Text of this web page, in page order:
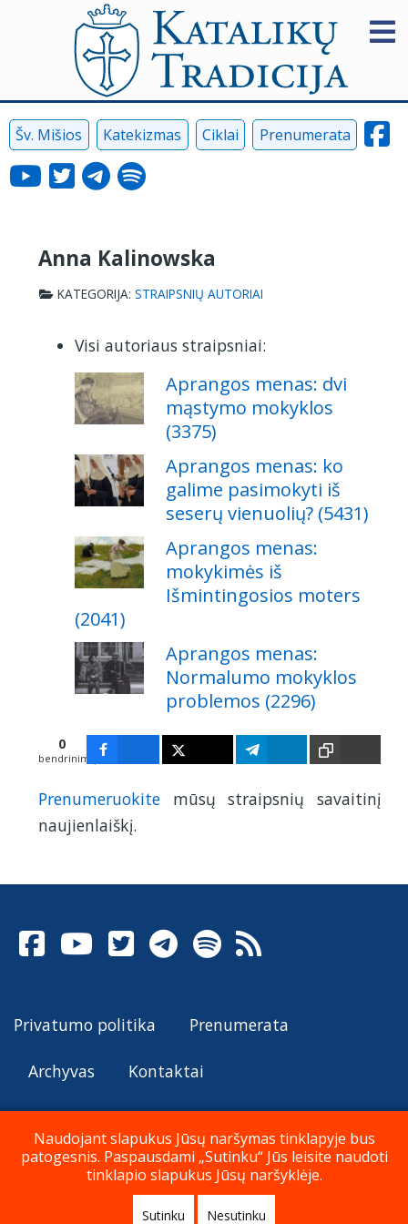
Šv. Mišios Katekizmas Ciklai Prenumerata
Anna Kalinowska
KATEGORIJA: STRAIPSNIŲ AUTORIAI
Visi autoriaus straipsniai:
Aprangos menas: dvi
mąstymo mokyklos
(3375)
Aprangos menas: ko
galime pasimokyti iš
seserų vienuolių? (5431)
Aprangos menas:
mokykimės iš
Išmintingosios moters
(2041)
Aprangos menas:
Normalumo mokyklos
problemos (2296)
0
bendrinimų
Prenumeruokite mūsų straipsnių savaitinį
naujienlaiškį.
Privatumo politika Prenumerata
Archyvas Kontaktai
© Katalikų Tradicija 2026
Naudojant slapukus Jūsų naršymas tinklapyje bus
patogesnis. Paspausdami „Sutinku“ Jūs leisite naudoti
tinklapio slapukus Jūsų naršyklėje.
Sutinku Nesutinku